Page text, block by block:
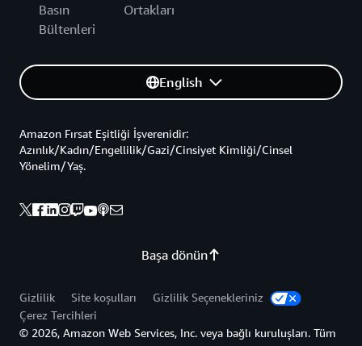
Basın
Bültenleri
Ortakları
English
Başa dönün
Amazon Fırsat Eşitliği İşverenidir:
Azınlık/Kadın/Engellilik/Gazi/Cinsiyet Kimliği/Cinsel
Yönelim/Yaş.
Gizlilik Site koşulları
Gizlilik Seçenekleriniz
Çerez Tercihleri
© 2026, Amazon Web Services, Inc. veya bağlı kuruluşları. Tüm